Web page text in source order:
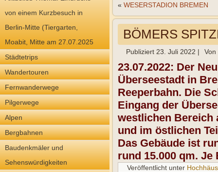
von einem Kurzbesuch in
Berlin-Mitte (Tiergarten,
Moabit, Mitte am 27.07.2025
Städtetrips
Wandertouren
Fernwanderwege
Pilgerwege
Alpen
Bergbahnen
Baudenkmäler und
Sehenswürdigkeiten
« WESERSTADION BREMEN
BÖMERS
Publiziert 23. Juli 2022 | Von
23.07.2022: Der
Überseestadt in
Reeperbahn. Die
Eingang der
westlichen Bereich
und im östlichen
Das Gebäude ist
rund 15.000 qm.
Veröffentlicht unter